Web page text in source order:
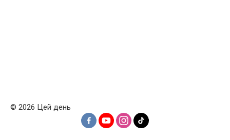
© 2026 Цей день